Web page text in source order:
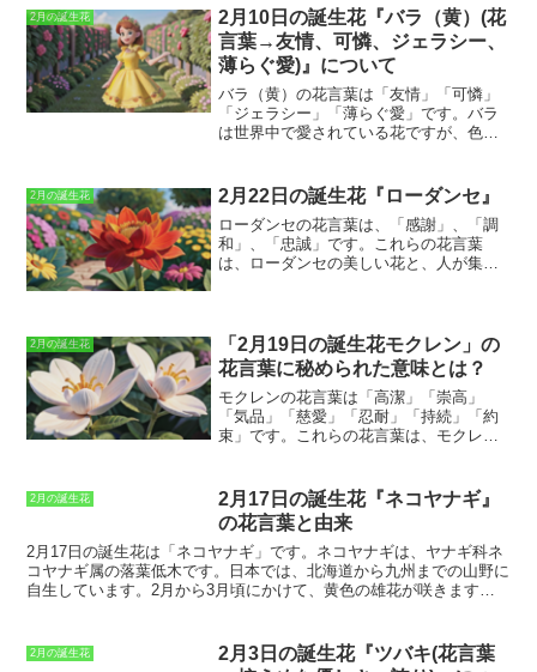
ら園芸品種として栽培されてきました。
シンビジウムの花は、花弁が大きく、豪
華絢爛な姿をしています。また、花色も
豊富で、白、ピンク、赤、黄、紫など
様々な色があります。シンビジウムは、
花もちが良く、1カ月以上も楽しむことが
できます。また、シンビジウムは、比較
的育てやすい植物で、初心者でも簡単に
は、「気品」や「優雅」という花言葉を
持つことから、プレゼントとしても人気
があります。シンビジウムの花をプレゼ
ントすると、「あなたの気品と優雅さを
称賛します」という意味を伝えることが
2月の誕生花
2月10日の誕生花『バラ（黄）(花
言葉→友情、可憐、ジェラシー、
薄らぐ愛)』について
バラ（黄）の花言葉は「友情」「可憐」
「ジェラシー」「薄らぐ愛」です。バラ
は世界中で愛されている花ですが、色に
薄らぐ愛です。友情は、バラが人々に愛
され、贈り物として親しまれていること
に由来しています。可憐は、バラの美し
さと華やかさを表しています。ジェラシ
ーは、バラのトゲが鋭く、人を傷つける
アフロディーテ（美と愛と豊穣の女
神）、ローマ神話のウェヌス（美と愛と
豊穣の女神）に愛された花でもあり、花
言葉にはそのような意味が込められてい
るのかもしれません。
2月の誕生花 2月22日の誕生花『ローダンセ』
ローダンセの花言葉は、「感謝」、「調
和」、「忠誠」です。 これらの花言葉
は、ローダンセの美しい花と、人が集ま
えられる人気の花です。ローダンセは、
愛情や友情など、人々の間のポジティブ
な関係を象徴しています。花言葉の「感
謝」は、ローダンセが周囲の環境に感謝
し、美しさでそれに応えようとしている
ことを表しています。また、「調和」
て、「忠誠」は、ローダンセが一度咲き
始めると、何週間も咲き続けることを表
しています。ローダンセの花言葉は、こ
の花を贈るのに適した人や場面を教えて
くれます。
例えば、「感謝」の気持ちを
伝えたい友人や家族に、ローダンセを贈
センターピースに最適です。そして、
「忠誠」を意味するローダンセは、長年
2月の誕生花
「2月19日の誕生花モクレン」の
花言葉に秘められた意味とは？
モクレンの花言葉は「高潔」「崇高」
「気品」「慈愛」「忍耐」「持続」「約
束」です。これらの花言葉は、モクレン
り、日本では江戸時代に渡来しました。
日本でも、モクレンは「木蘭」と呼ば
れ、親しまれています。モクレンは、3月
から4月にかけて花を咲かせます。花の形
は、一重咲きと八重咲きがあり、色は
白、ピンク、紫、赤などがあります。モ
気があります。モクレンの花言葉は、贈
り物に添えたり、花束にしたりするのに
2月の誕生花
2月17日の誕生花『ネコヤナギ』
の花言葉と由来
2月17日の誕生花は「ネコヤナギ」です。ネコヤナギは、ヤナギ科ネ
コヤナギ属の落葉低木です。日本では、北海道から九州までの山野に
自生しています。2月から3月頃にかけて、黄色の雄花が咲きます。
います。また、
ネコヤナギは春を告げる花としても知られており、早
春に咲く花として親しまれています。ネコヤナギは、公園や庭木とし
2月の誕生花
2月3日の誕生花『ツバキ(花言葉